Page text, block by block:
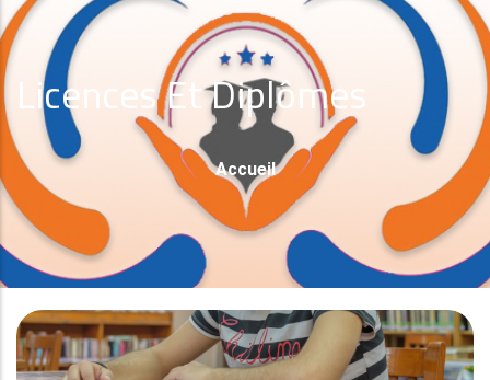
Licences Et Diplômes
Fil
D'Ariane
Accueil